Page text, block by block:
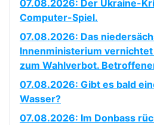
07.08.2026: Der Ukraine-
Computer-Spiel.
07.08.2026: Das
Innenministerium
zum Wahlverbot.
07.08.2026: Gibt es bald
Wasser?
07.08.2026: Im Donbass